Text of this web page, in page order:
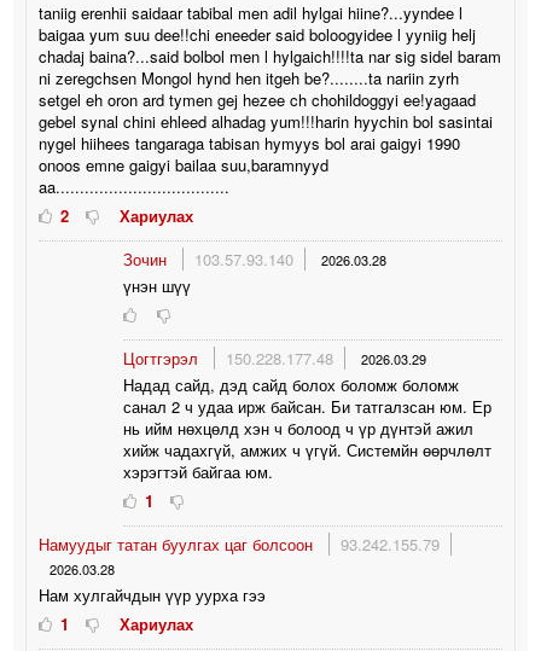
taniig erenhii saidaar tabibal men adil hylgai hiine?...yyndee l
baigaa yum suu dee!!chi eneeder said boloogyidee l yyniig helj
chadaj baina?...said bolbol men l hylgaich!!!!ta nar sig sidel baram
ni zeregchsen Mongol hynd hen itgeh be?........ta nariin zyrh
setgel eh oron ard tymen gej hezee ch chohildoggyi ee!yagaad
gebel synal chini ehleed alhadag yum!!!harin hyychin bol sasintai
nygel hiihees tangaraga tabisan hymyys bol arai gaigyi 1990
onoos emne gaigyi bailaa suu,baramnyyd
aa....................................
2
Хариулах
Зочин
103.57.93.140 2026.03.28
үнэн шүү
Цогтгэрэл 150.228.177.48 2026.03.29
Надад сайд, дэд сайд болох боломж боломж
санал 2 ч удаа ирж байсан. Би татгалзсан юм. Ер
нь ийм нөхцөлд хэн ч болоод ч үр дүнтэй ажил
хийж чадахгүй, амжих ч үгүй. Системйн өөрчлөлт
хэрэгтэй байгаа юм.
1
Намуудыг татан буулгах цаг болсоон
93.242.155.79
2026.03.28
Нам хулгайчдын үүр уурха гээ
1
Хариулах